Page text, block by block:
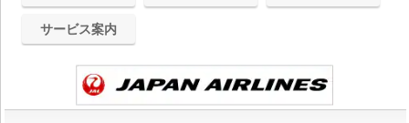
サービス案内